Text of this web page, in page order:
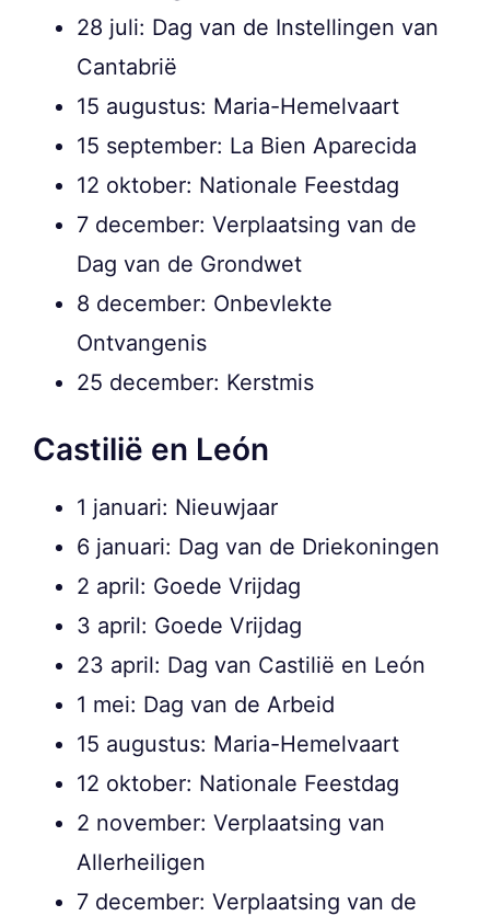
28 juli: Dag van de Instellingen van
Cantabrië
15 augustus: Maria-Hemelvaart
15 september: La Bien Aparecida
12 oktober: Nationale Feestdag
7 december: Verplaatsing van de
Dag van de Grondwet
8 december: Onbevlekte
Ontvangenis
25 december: Kerstmis
Castilië en León
1 januari: Nieuwjaar
6 januari: Dag van de Driekoningen
2 april: Goede Vrijdag
3 april: Goede Vrijdag
23 april: Dag van Castilië en León
1 mei: Dag van de Arbeid
15 augustus: Maria-Hemelvaart
12 oktober: Nationale Feestdag
2 november: Verplaatsing van
Allerheiligen
7 december: Verplaatsing van de